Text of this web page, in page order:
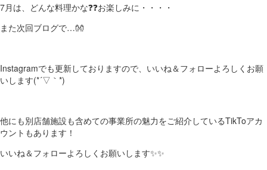
7月は、どんな料理かな❓❓お楽しみに・・・・
また次回ブログで…👐
Instagramでも更新しておりますので、いいね＆フォローよろしくお願
いします(*´▽｀*)
他にも別店舗施設も含めての事業所の魅力をご紹介しているTikToアカ
ウントもあります！
いいね＆フォローよろしくお願いします✨✨